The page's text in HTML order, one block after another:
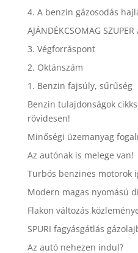
4. A benzin gázosodás
AJÁNDÉKCSOMAG
3. Végforráspont
2. Oktánszám
1. Benzin fajsúly, sűrűség
Benzin tulajdonságok
rövidesen!
Minőségi üzemanyag
Az autónak is melege van!
Turbós benzines motorok
Modern magas nyomású
Flakon változás
SPURI fagyásgátlás
Az autó nehezen indul?